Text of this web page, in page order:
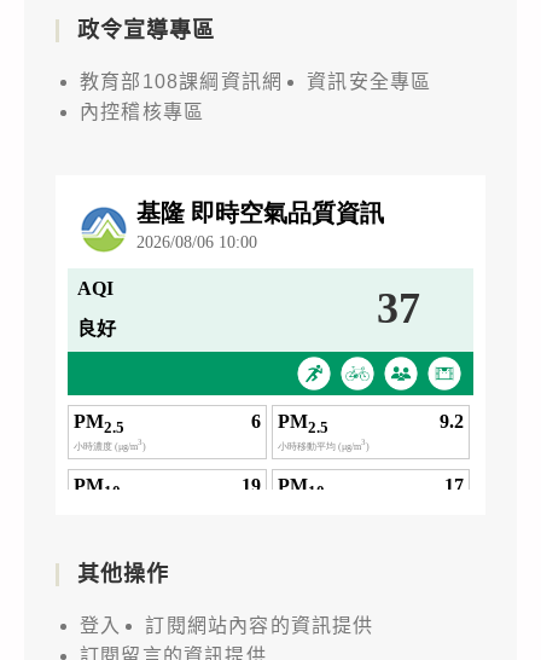
政令宣導專區
教育部108課綱資訊網
資訊安全專區
內控稽核專區
其他操作
登入
訂閱網站內容的資訊提供
訂閱留言的資訊提供